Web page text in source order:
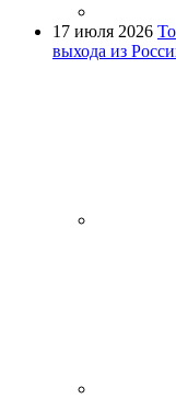
17 июля 2026
выхода из